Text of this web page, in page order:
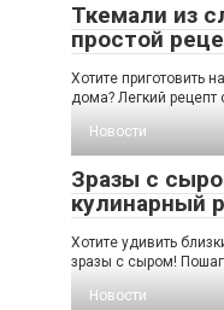
Ткемали из
простой
Хотите приготовить
дома? Легкий рецепт
Новости
Зразы с
кулинарный
Хотите удивить
зразы с сыром!
Новости